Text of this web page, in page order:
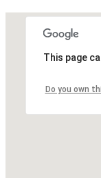
This page
Do you own